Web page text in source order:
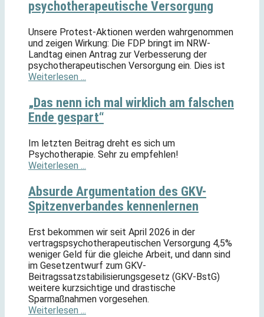
psychotherapeutische Versorgung
Unsere Protest-Aktionen werden wahrgenommen
und zeigen Wirkung: Die FDP bringt im NRW-
Landtag einen Antrag zur Verbesserung der
psychotherapeutischen Versorgung ein. Dies ist
Weiterlesen ...
„Das nenn ich mal wirklich am falschen
Ende gespart“
Im letzten Beitrag dreht es sich um
Psychotherapie. Sehr zu empfehlen!
Weiterlesen ...
Absurde Argumentation des GKV-
Spitzenverbandes kennenlernen
Erst bekommen wir seit April 2026 in der
vertragspsychotherapeutischen Versorgung 4,5%
weniger Geld für die gleiche Arbeit, und dann sind
im Gesetzentwurf zum GKV-
Beitragssatzstabilisierungsgesetz (GKV-BstG)
weitere kurzsichtige und drastische
Sparmaßnahmen vorgesehen.
Weiterlesen ...